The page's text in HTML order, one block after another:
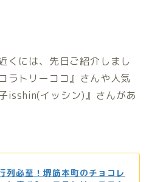
くには、先日ご紹介しまし
ラトリーココ』さんや人気
isshin(イッシン)』さんがあ
列必至！堺筋本町のチョコレ